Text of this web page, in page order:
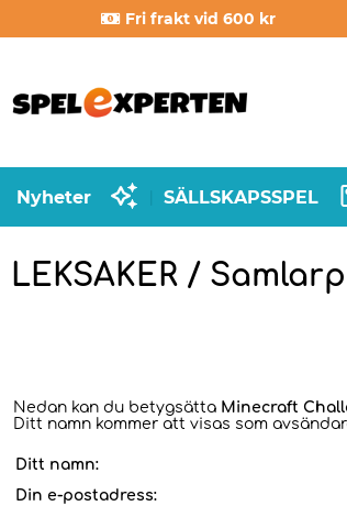
Fri frakt vid 600 kr
Nyheter SÄLLSKAPSSPEL
LEKSAKER /
Nedan kan du betygsätta Minecraft
Ditt namn kommer att visas som
Ditt namn:
Din e-postadress: